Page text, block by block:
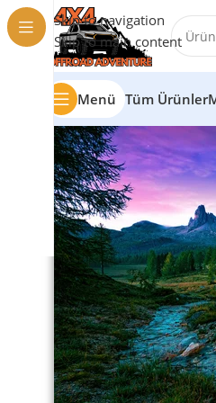
Skip to navigation
Skip to main content
Menü Tüm Ürünler